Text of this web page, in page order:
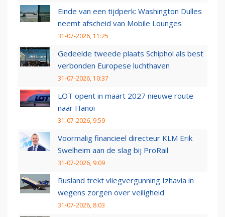
Einde van een tijdperk: Washington Dulles
neemt afscheid van Mobile Lounges
31-07-2026, 11:25
Gedeelde tweede plaats Schiphol als best
verbonden Europese luchthaven
31-07-2026, 10:37
LOT opent in maart 2027 nieuwe route
naar Hanoi
31-07-2026, 9:59
Voormalig financieel directeur KLM Erik
Swelheim aan de slag bij ProRail
31-07-2026, 9:09
Rusland trekt vliegvergunning Izhavia in
wegens zorgen over veiligheid
31-07-2026, 8:03